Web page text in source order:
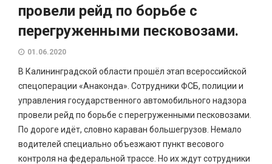
провели рейд по борьбе с
перегруженными песковозами.
01.06.2020
В Калининградской области прошёл этап всероссийской
спецоперации «Анаконда». Сотрудники ФСБ, полиции и
управления государственного автомобильного надзора
провели рейд по борьбе с перегруженными песковозами.
По дороге идёт, словно караван большегрузов. Немало
водителей специально объезжают пункт весового
контроля на федеральной трассе. Но их ждут сотрудники